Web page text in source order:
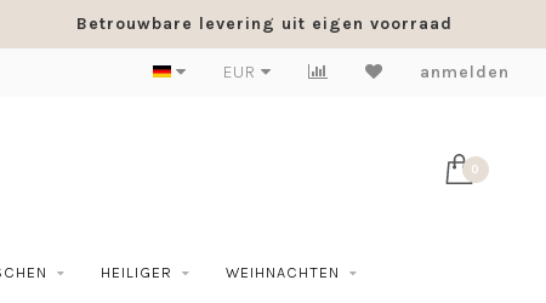
Betrouwbare levering uit eigen voorraad
EUR anmelden
0
HEILIGER WEIHNACHTEN